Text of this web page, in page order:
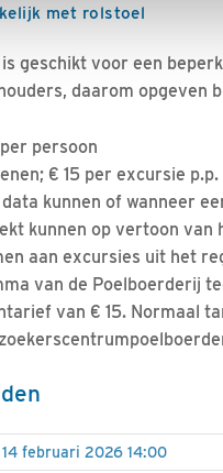
met rolstoel
geschikt voor een
daarom opgeven
persoon
€ 15 per excursie
kunnen of wanneer
kunnen op vertoon van
aan excursies uit het
van de Poelboerderij
van € 15. Normaal